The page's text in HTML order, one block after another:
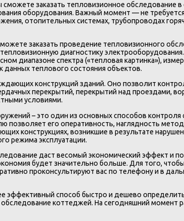
заказать тепловизионное
оборудования. Важный момент — не
отопительных системах, трубопроводах
заказать проведение тепловизионного
диагностику
диапазоне спектра («тепловая картинка»),
данных теплового состояния объектов.
конструкций зданий. Оно позволит
перекрытий, перекрытий над проездами,
условиями.
– это один из основных способов
позволяет его оперативность, наглядность
конструкциях, возникшие в результате
режима эксплуатации.
даст весомый экономический эффект и
будет значительно больше. Для того,
проконсультируют вас по телефону и в
эффективный способ быстро и дешево
коттеджей. На сегодняшний